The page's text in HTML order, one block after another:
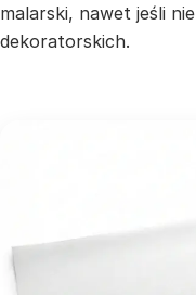
malarski, nawet jeśli
dekoratorskich.